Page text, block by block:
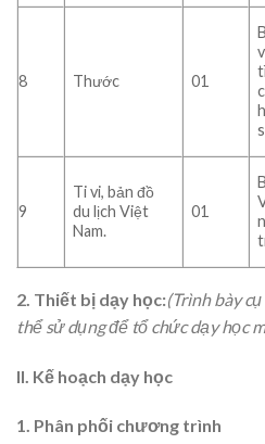
8 Thước 01
9
Ti vi, bản đồ
du lịch Việt
Nam.
01
2. Thiết bị dạy học:(Trình bày
thể sử dụng để tổ chức dạy học
II. Kế hoạch dạy học
1. Phân phối chương trình